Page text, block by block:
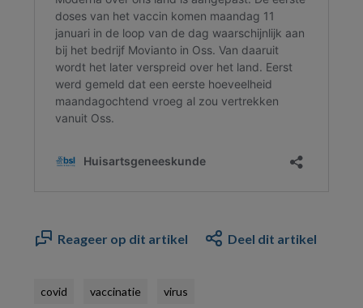
Reageer op dit artikel Deel dit artikel
covid vaccinatie virus